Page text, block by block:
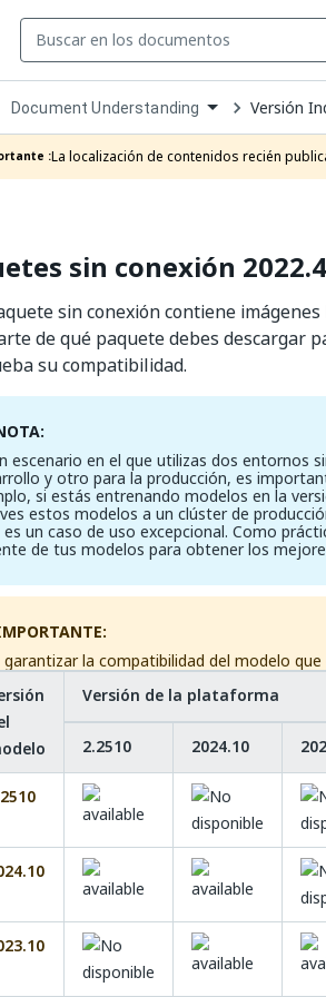
Open
Dropdown
to
choose
product
Document Understanding Versión
:La localización de contenidos recién
sin conexión
sin conexión contiene
de qué paquete debes descargar
su compatibilidad.
escenario en el que utilizas dos entornos
y otro para la producción, es
si estás entrenando modelos en la
estos modelos a un clúster de
es un caso de uso excepcional. Como
de tus modelos para obtener los
garantizar la compatibilidad del modelo
Versión de la plataforma
2.2510 2024.10